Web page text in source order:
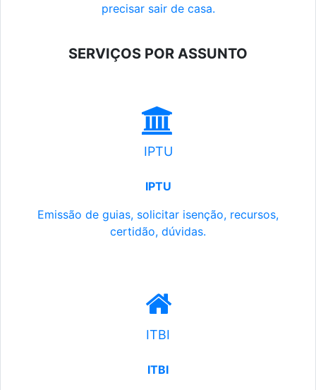
precisar sair de casa.
SERVIÇOS POR ASSUNTO
IPTU
IPTU
Emissão de guias, solicitar isenção, recursos,
certidão, dúvidas.
ITBI
ITBI